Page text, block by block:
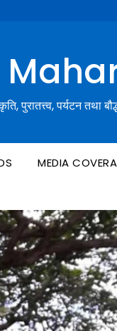
पुरातत्त्व, पर्यटन तथा
MEDIA